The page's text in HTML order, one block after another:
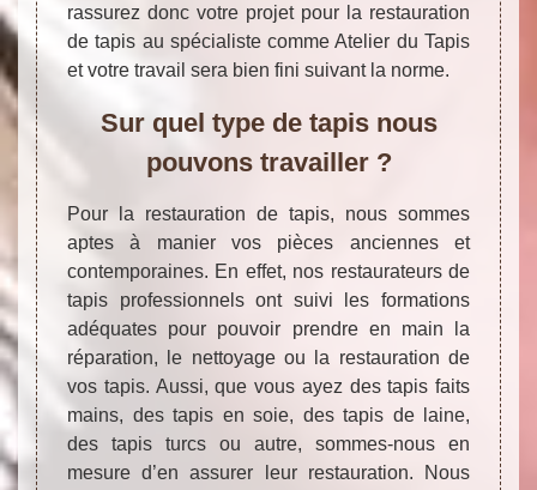
rassurez donc votre projet pour la restauration
de tapis au spécialiste comme Atelier du Tapis
et votre travail sera bien fini suivant la norme.
Sur quel type de tapis nous
pouvons travailler ?
Pour la restauration de tapis, nous sommes
aptes à manier vos pièces anciennes et
contemporaines. En effet, nos restaurateurs de
tapis professionnels ont suivi les formations
adéquates pour pouvoir prendre en main la
réparation, le nettoyage ou la restauration de
vos tapis. Aussi, que vous ayez des tapis faits
mains, des tapis en soie, des tapis de laine,
des tapis turcs ou autre, sommes-nous en
mesure d’en assurer leur restauration. Nous